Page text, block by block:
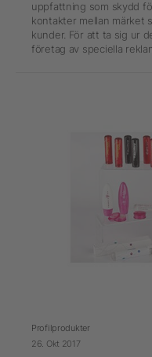
uppfattning som skydd
kontakter mellan märket
kunder. För att ta sig ur
företag av speciella
Profilprodukter
26. Okt 2017